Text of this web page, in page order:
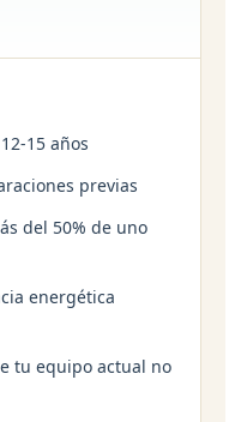
15 años
previas
del 50% de uno
energética
tu equipo actual no